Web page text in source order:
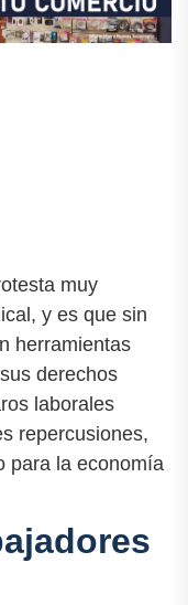
muy
y es que sin
herramientas
derechos
laborales
repercusiones,
para la economía